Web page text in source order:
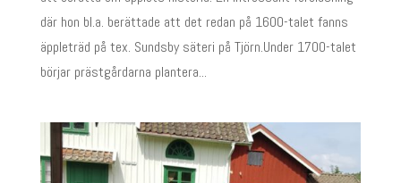
där hon bl.a. berättade att det redan på 1600-talet fanns
äppleträd på tex. Sundsby säteri på Tjörn.Under 1700-talet
börjar prästgårdarna plantera...